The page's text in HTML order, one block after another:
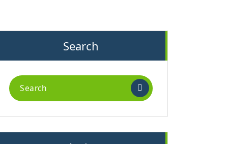
Search
Search
for: